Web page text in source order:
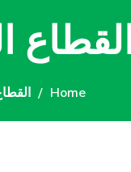
Home